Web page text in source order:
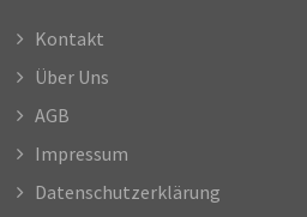
Kontakt
Über Uns
AGB
Impressum
Datenschutzerklärung